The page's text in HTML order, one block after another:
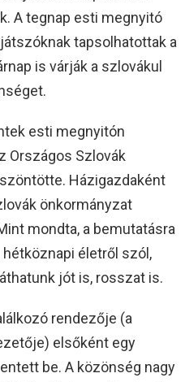
A tegnap esti megnyitó
tapsolhatottak a
is várják a szlovákul
esti megnyitón
Országos Szlovák
Házigazdaként
önkormányzat
mondta, a bemutatásra
életről szól,
jót is, rosszat is.
rendezője (a
elsőként egy
be. A közönség nagy